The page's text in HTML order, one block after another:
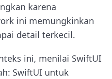
karena
ini memungkinkan
detail terkecil.
ini, menilai SwiftUI
SwiftUI untuk